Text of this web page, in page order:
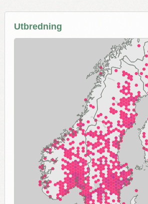
Utbredning